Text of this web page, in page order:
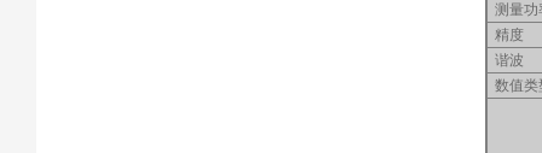
测量功
精度
谐波
数值类